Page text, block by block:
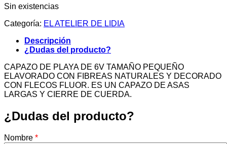
Sin existencias
Categoría: EL ATELIER DE LIDIA
Descripción
¿Dudas del producto?
CAPAZO DE PLAYA DE 6V TAMAÑO PEQUEÑO
ELAVORADO CON FIBREAS NATURALES Y DECORADO
CON FLECOS FLUOR. ES UN CAPAZO DE ASAS
LARGAS Y CIERRE DE CUERDA.
¿Dudas del producto?
Nombre *